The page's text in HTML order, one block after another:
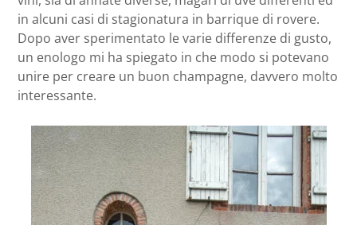
in alcuni casi di stagionatura in barrique di rovere.
Dopo aver sperimentato le varie differenze di gusto,
un enologo mi ha spiegato in che modo si potevano
unire per creare un buon champagne, davvero molto
interessante.